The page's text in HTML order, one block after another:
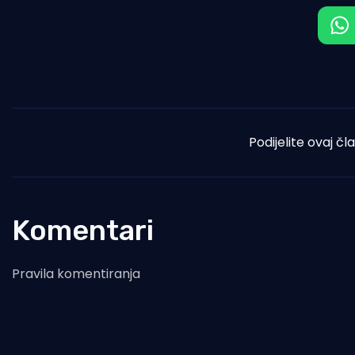
Podijelite ovaj
Komentari
Pravila komentiranja